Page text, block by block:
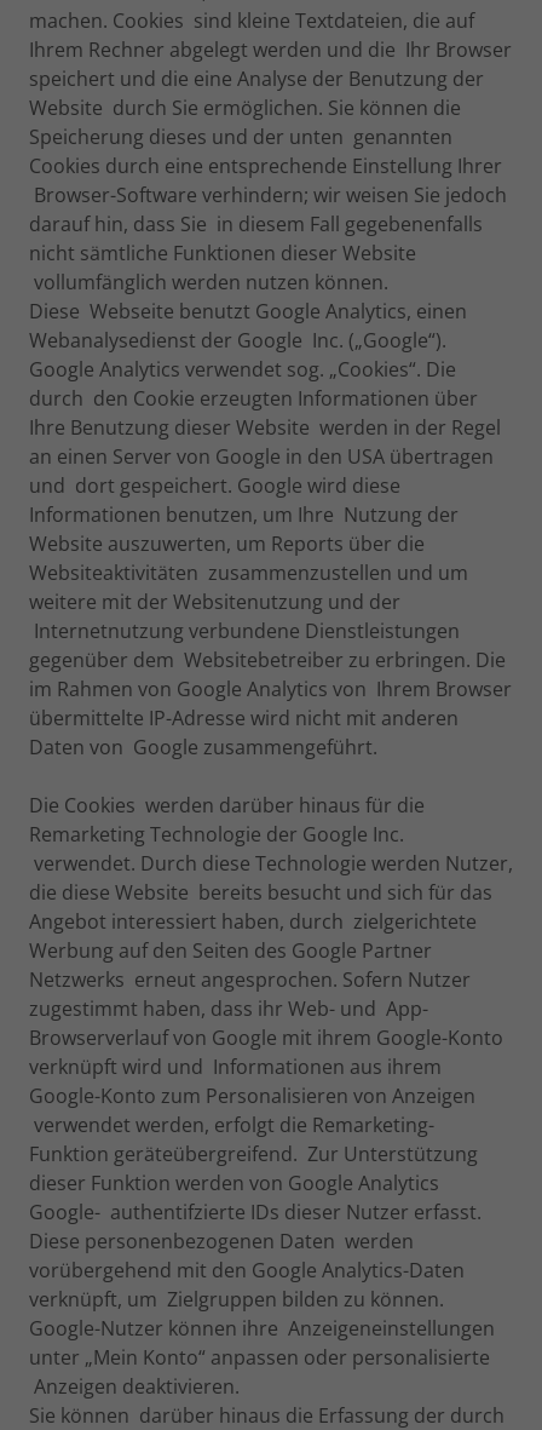
machen. Cookies sind kleine Textdateien, die auf
Ihrem Rechner abgelegt werden und die Ihr Browser
speichert und die eine Analyse der Benutzung der
Website durch Sie ermöglichen. Sie können die
Speicherung dieses und der unten genannten
Cookies durch eine entsprechende Einstellung Ihrer
Browser-Software verhindern; wir weisen Sie jedoch
darauf hin, dass Sie in diesem Fall gegebenenfalls
nicht sämtliche Funktionen dieser Website
vollumfänglich werden nutzen können.
Diese Webseite benutzt Google Analytics, einen
Webanalysedienst der Google Inc. („Google“).
Google Analytics verwendet sog. „Cookies“. Die
durch den Cookie erzeugten Informationen über
Ihre Benutzung dieser Website werden in der Regel
an einen Server von Google in den USA übertragen
und dort gespeichert. Google wird diese
Informationen benutzen, um Ihre Nutzung der
Website auszuwerten, um Reports über die
Websiteaktivitäten zusammenzustellen und um
weitere mit der Websitenutzung und der
Internetnutzung verbundene Dienstleistungen
gegenüber dem Websitebetreiber zu erbringen. Die
im Rahmen von Google Analytics von Ihrem Browser
übermittelte IP-Adresse wird nicht mit anderen
Daten von Google zusammengeführt.
Die Cookies werden darüber hinaus für die
Remarketing Technologie der Google Inc.
verwendet. Durch diese Technologie werden Nutzer,
die diese Website bereits besucht und sich für das
Angebot interessiert haben, durch zielgerichtete
Werbung auf den Seiten des Google Partner
Netzwerks erneut angesprochen. Sofern Nutzer
zugestimmt haben, dass ihr Web- und App-
Browserverlauf von Google mit ihrem Google-Konto
verknüpft wird und Informationen aus ihrem
Google-Konto zum Personalisieren von Anzeigen
verwendet werden, erfolgt die Remarketing-
Funktion geräteübergreifend. Zur Unterstützung
dieser Funktion werden von Google Analytics
Google- authentifzierte IDs dieser Nutzer erfasst.
Diese personenbezogenen Daten werden
vorübergehend mit den Google Analytics-Daten
verknüpft, um Zielgruppen bilden zu können.
Google-Nutzer können ihre Anzeigeneinstellungen
unter „Mein Konto“ anpassen oder personalisierte
Anzeigen deaktivieren.
Sie können darüber hinaus die Erfassung der durch